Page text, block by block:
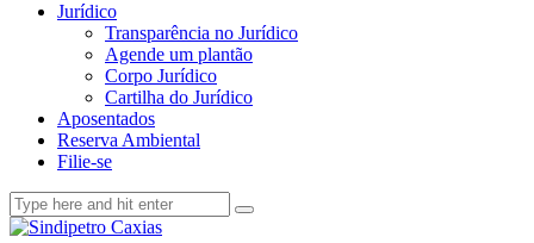
Jurídico
Transparência no Jurídico
Agende um plantão
Corpo Jurídico
Cartilha do Jurídico
Aposentados
Reserva Ambiental
Filie-se